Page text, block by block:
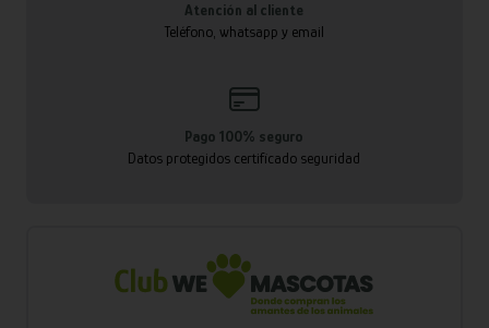
Atención al cliente
Teléfono, whatsapp y email
Pago 100% seguro
Datos protegidos certificado seguridad